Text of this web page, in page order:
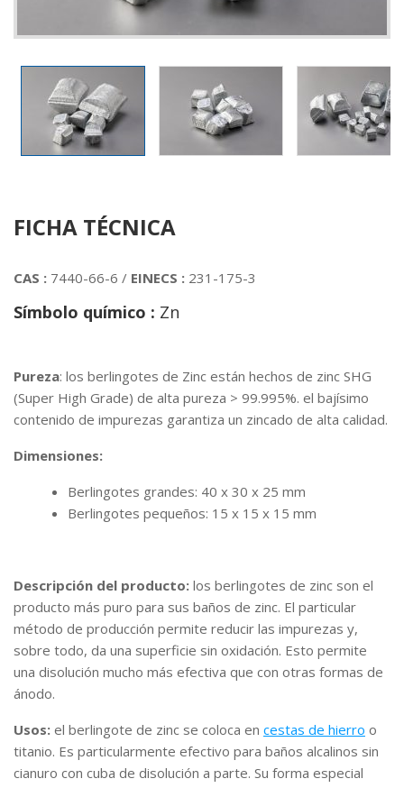
FICHA TÉCNICA
CAS : 7440-66-6 / EINECS : 231-175-3
Símbolo químico : Zn
Pureza: los berlingotes de Zinc están hechos de zinc SHG
(Super High Grade) de alta pureza > 99.995%. el bajísimo
contenido de impurezas garantiza un zincado de alta calidad.
Dimensiones:
Berlingotes grandes: 40 x 30 x 25 mm
Berlingotes pequeños: 15 x 15 x 15 mm
Descripción del producto: los berlingotes de zinc son el
producto más puro para sus baños de zinc. El particular
método de producción permite reducir las impurezas y,
sobre todo, da una superficie sin oxidación. Esto permite
una disolución mucho más efectiva que con otras formas de
ánodo.
Usos: el berlingote de zinc se coloca en cestas de hierro o
titanio. Es particularmente efectivo para baños alcalinos sin
cianuro con cuba de disolución a parte. Su forma especial